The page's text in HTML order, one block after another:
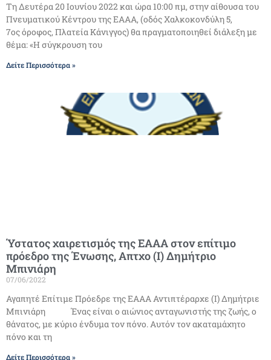
Τη Δευτέρα 20 Ιουνίου 2022 και ώρα 10:00 πμ, στην αίθουσα του
Πνευματικού Κέντρου της ΕΑΑΑ, (οδός Χαλκοκονδύλη 5,
7ος όροφος, Πλατεία Κάνιγγος) θα πραγματοποιηθεί διάλεξη με
θέμα: «Η σύγκρουση του
Δείτε Περισσότερα »
Ύστατος χαιρετισμός της ΕΑΑΑ στον επίτιμο
πρόεδρο της Ένωσης, Απτχο (Ι) Δημήτριο
Μπινιάρη
07/06/2022
Αγαπητέ Επίτιμε Πρόεδρε της ΕΑΑΑ Αντιπτέραρχε (Ι) Δημήτριε
Μπινιάρη Ένας είναι ο αιώνιος ανταγωνιστής της ζωής, ο
θάνατος, με κύριο ένδυμα τον πόνο. Αυτόν τον ακαταμάχητο
πόνο και τη
Δείτε Περισσότερα »